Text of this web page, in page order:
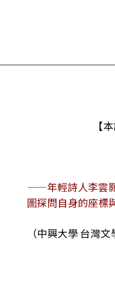
【
——年輕詩人李雲
圖探問自身的座標
（中興大學 台灣